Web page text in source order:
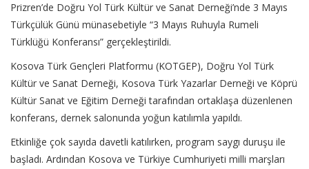
Prizren’de Doğru Yol Türk Kültür ve Sanat Derneği’nde 3 Mayıs
Türkçülük Günü münasebetiyle “3 Mayıs Ruhuyla Rumeli
Türklüğü Konferansı” gerçekleştirildi.
Kosova Türk Gençleri Platformu (KOTGEP), Doğru Yol Türk
Kültür ve Sanat Derneği, Kosova Türk Yazarlar Derneği ve Köprü
Kültür Sanat ve Eğitim Derneği tarafından ortaklaşa düzenlenen
konferans, dernek salonunda yoğun katılımla yapıldı.
Etkinliğe çok sayıda davetli katılırken, program saygı duruşu ile
başladı. Ardından Kosova ve Türkiye Cumhuriyeti milli marşları